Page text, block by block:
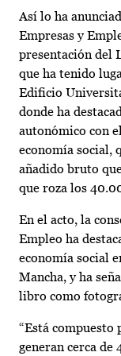
Así lo ha
Empresas y
presentación del
que ha tenido
Edificio
donde ha
autonómico con
economía social,
añadido bruto
que roza los
En el acto, la
Empleo ha
economía social
Mancha, y ha
libro como
“Está compuesto
generan cerca